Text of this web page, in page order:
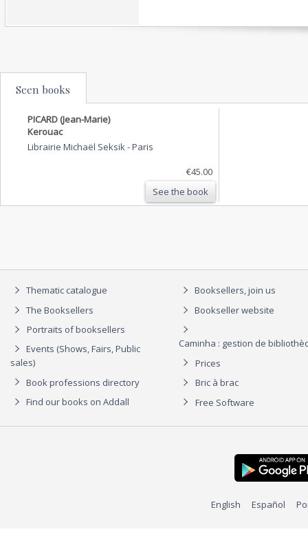
Seen books
PICARD (Jean-Marie)
Kerouac
Librairie Michaël Seksik -Paris
€45.00
See the book
Thematic catalogue
The Booksellers
Portraits of booksellers
Events (Shows, Fairs, Public
sales)
Book professions directory
Find our books on Addall
Booksellers, join us
Bookseller website
Caminha : gestion de
Prices
Bric à brac
Free Software
English Español